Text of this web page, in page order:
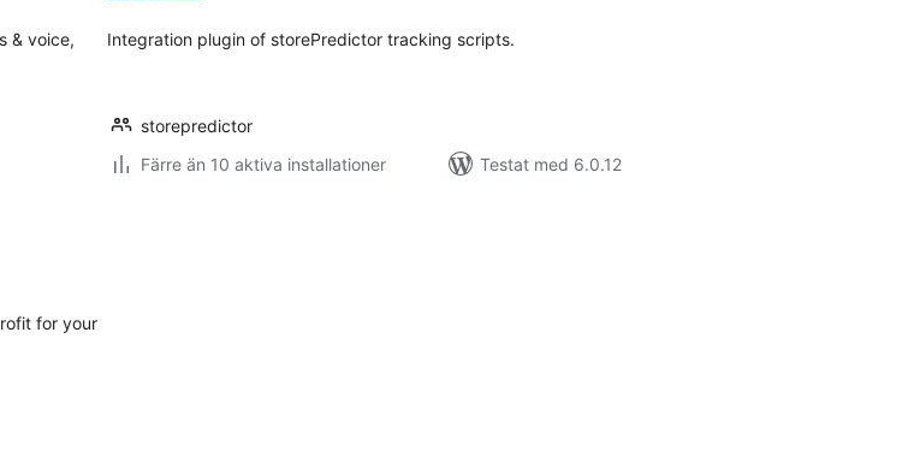
& voice,
Integration plugin of storePredictor tracking scripts.
storepredictor
Färre än 10 aktiva installationer
Testat med 6.0.12
for your